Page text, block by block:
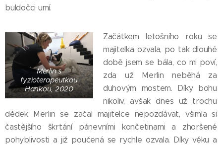
buldočci umí.
Merlin s
fyzioterapeutkou
Hankou, 2020
Začátkem letošního roku se
majitelka ozvala, po tak dlouhé
době jsem se bála, co mi poví,
zda už Merlin neběhá za
duhovým mostem. Díky bohu
nikoliv, avšak dnes už trochu
dědek Merlin se začal majitelce nepozdávat, všimla si
častějšího škrtání pánevními končetinami a zhoršené
pohyblivosti a již poučená se rychle ozvala. Díky věku a